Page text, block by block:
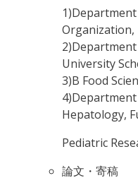
Organization,
University
3)B Food
Hepatology,
Pediatric
論文・寄稿